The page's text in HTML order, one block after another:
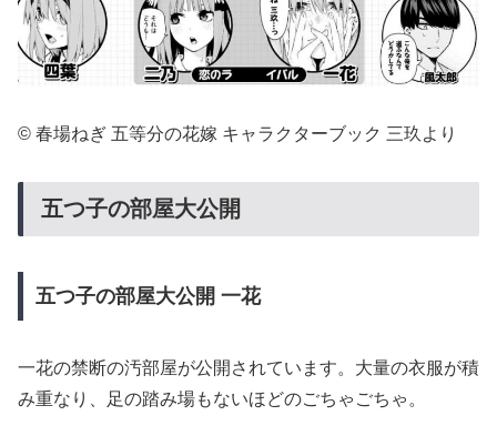
© 春場ねぎ 五等分の花嫁 キャラクターブック 三玖より
五つ子の部屋大公開
五つ子の部屋大公開 一花
一花の禁断の汚部屋が公開されています。大量の衣服が積
み重なり、足の踏み場もないほどのごちゃごちゃ。